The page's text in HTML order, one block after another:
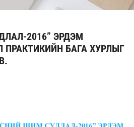
2016” ЭРДЭМ
БАГА ХУРЛЫГ